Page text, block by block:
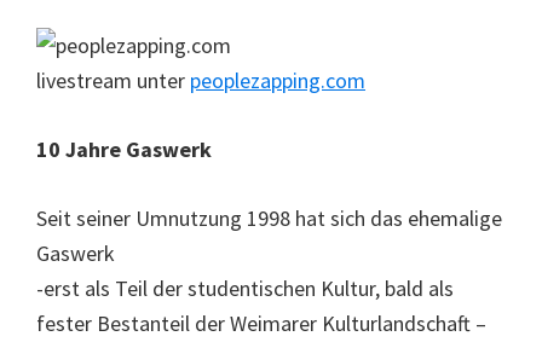
livestream unter peoplezapping.com
10 Jahre Gaswerk
Seit seiner Umnutzung 1998 hat sich das ehemalige
Gaswerk
-erst als Teil der studentischen Kultur, bald als
fester Bestanteil der Weimarer Kulturlandschaft –